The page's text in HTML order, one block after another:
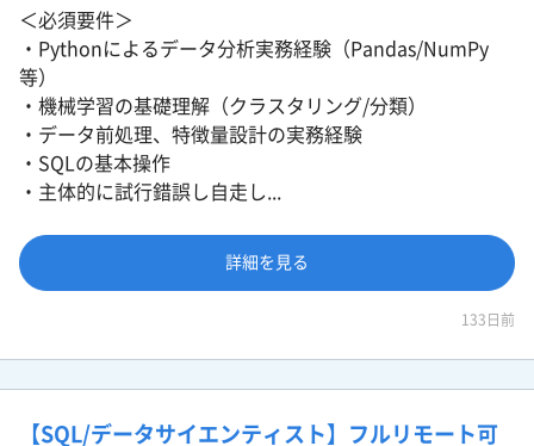
＜必須要件＞
・Pythonによるデータ分析実務経験（Pandas/NumPy
等）
・機械学習の基礎理解（クラスタリング/分類）
・データ前処理、特徴量設計の実務経験
・SQLの基本操作
・主体的に試行錯誤し自走し...
詳細を見る
133日前
【SQL/データサイエンティスト】フルリモート可